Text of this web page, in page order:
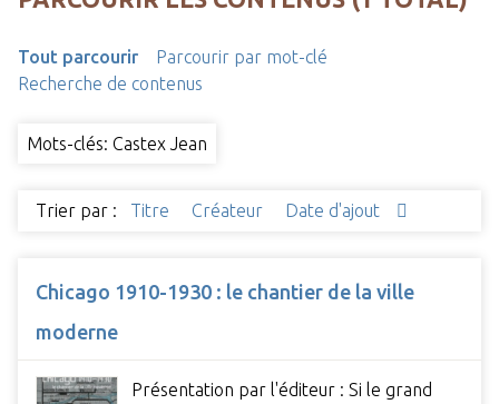
Tout parcourir
Parcourir par mot-clé
Recherche de contenus
Mots-clés: Castex Jean
Trier par : Titre Créateur Date d'ajout
Chicago 1910-1930 : le chantier de la ville
moderne
Présentation par l'éditeur : Si le grand